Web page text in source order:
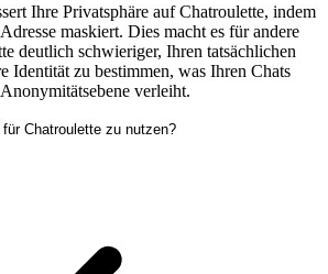
Ihre Privatsphäre auf Chatroulette, indem
maskiert. Dies macht es für andere
deutlich schwieriger, Ihren tatsächlichen
Identität zu bestimmen, was Ihren Chats
verleiht.
Chatroulette zu nutzen?